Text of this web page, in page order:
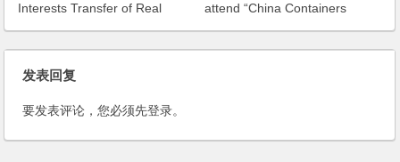
Interests Transfer of Real
Estate of Jing’an Plaza
attend “China Containers
2004” and made a regarding
speech
发表回复
要发表评论，您必须先登录。